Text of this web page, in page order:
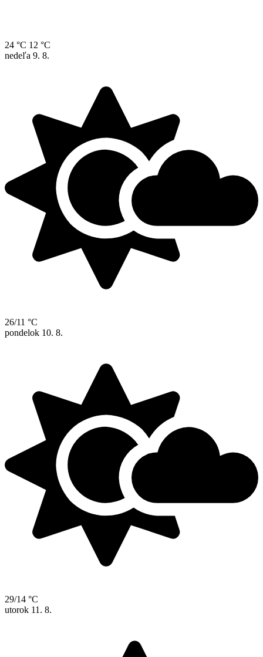
24 °C 12 °C
nedeľa 9. 8.
26/11 °C
pondelok 10. 8.
29/14 °C
utorok 11. 8.